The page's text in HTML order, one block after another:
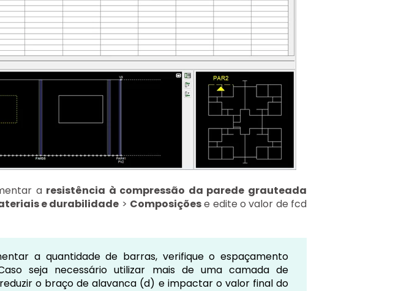
a resistência à compressão da parede grauteada
e durabilidade > Composiçõese edite o valor de fcd
a quantidade de barras, verifique o espaçamento
seja necessário utilizar mais de uma camada de
o braço de alavanca (d) e impactar o valor final do